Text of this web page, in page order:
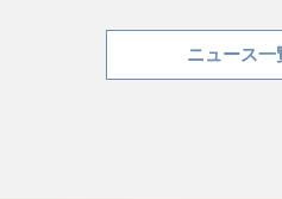
ニュース一